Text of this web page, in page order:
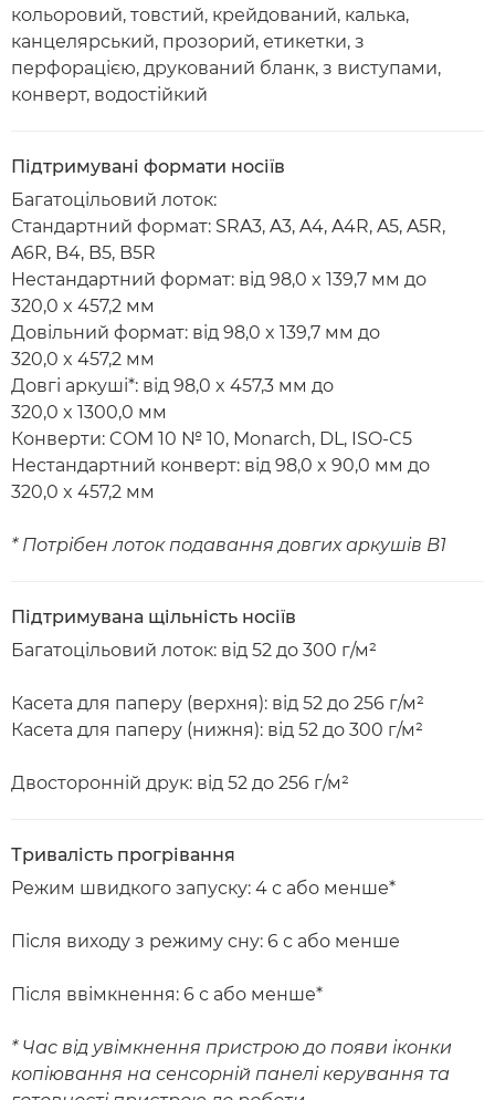
кольоровий, товстий, крейдований, калька,
канцелярський, прозорий, етикетки, з
перфорацією, друкований бланк, з виступами,
конверт, водостійкий
Підтримувані формати носіїв
Багатоцільовий лоток:
Стандартний формат: SRA3, A3, A4, A4R, A5, A5R,
A6R, B4, B5, B5R
Нестандартний формат: від 98,0 x 139,7 мм до
320,0 x 457,2 мм
Довільний формат: від 98,0 x 139,7 мм до
320,0 x 457,2 мм
Довгі аркуші*: від 98,0 x 457,3 мм до
320,0 x 1300,0 мм
Конверти: COM 10 № 10, Monarch, DL, ISO-C5
Нестандартний конверт: від 98,0 x 90,0 мм до
320,0 x 457,2 мм
* Потрібен лоток подавання довгих аркушів B1
Підтримувана щільність носіїв
Багатоцільовий лоток: від 52 до 300 г/м²
Касета для паперу (верхня): від 52 до 256 г/м²
Касета для паперу (нижня): від 52 до 300 г/м²
Двосторонній друк: від 52 до 256 г/м²
Тривалість прогрівання
Режим швидкого запуску: 4 с або менше*
Після виходу з режиму сну: 6 с або менше
Після ввімкнення: 6 с або менше*
* Час від увімкнення пристрою до появи іконки
копіювання на сенсорній панелі керування та